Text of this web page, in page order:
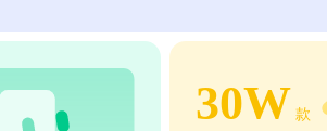
30W 款